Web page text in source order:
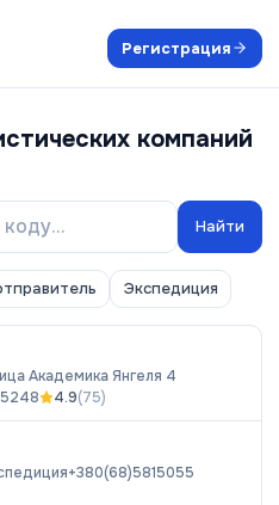
Регистрация
компаний
Найти
Экспедиция
Академика Янгеля 4
4.9(75)
+380(68)5815055